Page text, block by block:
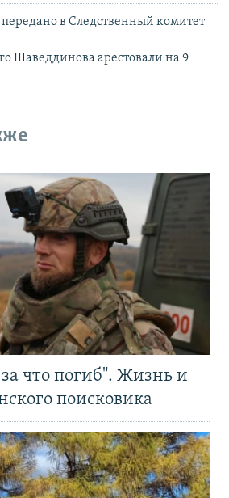
в Следственный комитет
Шаведдинова арестовали на 9
за что погиб". Жизнь и
поисковика